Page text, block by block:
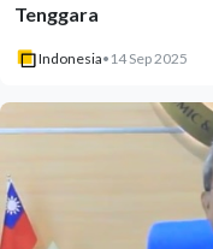
Tenggara
Indonesia• 14 Sep 2025